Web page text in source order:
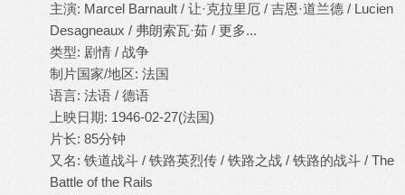
主演: Marcel Barnault / 让·克拉里厄 / 吉恩·道兰德 / Lucien
Desagneaux / 弗朗索瓦·茹 / 更多...
类型: 剧情 / 战争
制片国家/地区: 法国
语言: 法语 / 德语
上映日期: 1946-02-27(法国)
片长: 85分钟
又名: 铁道战斗 / 铁路英烈传 / 铁路之战 / 铁路的战斗 / The
Battle of the Rails